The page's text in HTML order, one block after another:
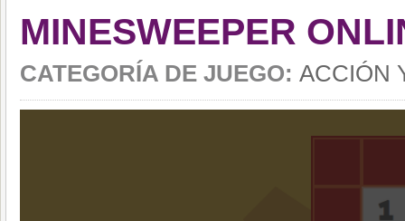
MINESWEEPER
CATEGORÍA DE JUEGO: ACCIÓN